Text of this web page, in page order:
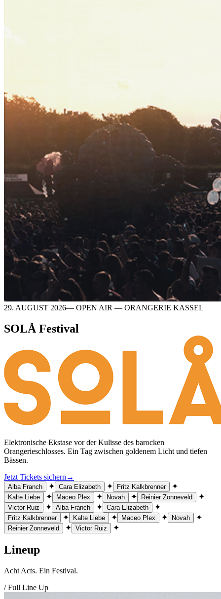
29. AUGUST 2026— OPEN AIR — ORANGERIE KASSEL
SOLÅ Festival
Elektronische Ekstase vor der Kulisse des barocken
Orangerieschlosses. Ein Tag zwischen goldenem Licht und tiefen
Bässen.
Jetzt Tickets sichern →
Alba Franch ✦ Cara Elizabeth ✦ Fritz Kalkbrenner ✦
Kalte Liebe ✦ Maceo Plex ✦ Novah ✦ Reinier Zonneveld ✦
Victor Ruiz ✦ Alba Franch ✦ Cara Elizabeth ✦
Fritz Kalkbrenner ✦ Kalte Liebe ✦ Maceo Plex ✦ Novah ✦
Reinier Zonneveld ✦ Victor Ruiz ✦
Lineup
Acht Acts. Ein Festival.
/ Full Line Up